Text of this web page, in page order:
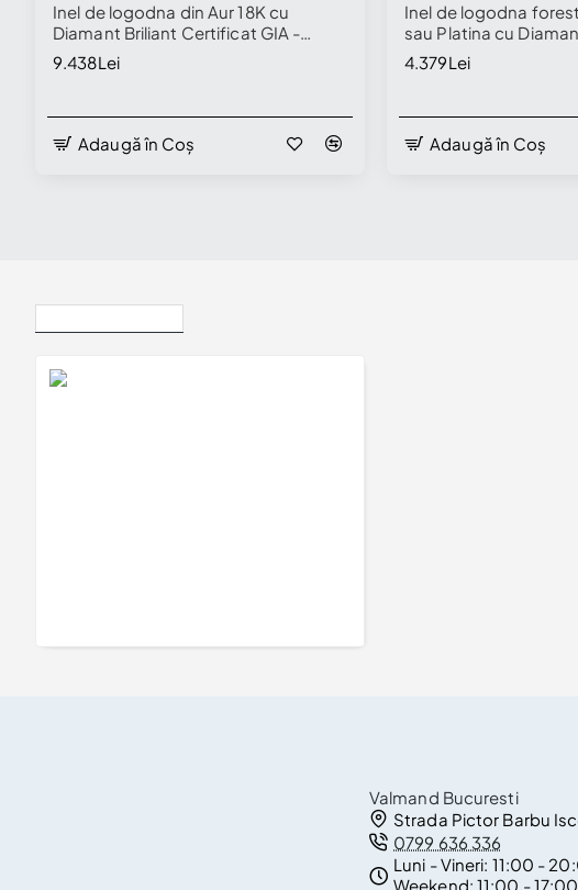
Inel de logodna din Aur 18K cu
Diamant Briliant Certificat GIA -
model i764
9.438Lei
Adaugă în Coș
Inel de logodna
sau Platina cu
0.30ct - 0.50ct -
4.379Lei
Adaugă în Coș
Valmand Bucuresti
Strada Pictor Barbu
0799 636 336
Luni - Vineri: 11:00 -
Weekend: 11:00 - 17:00